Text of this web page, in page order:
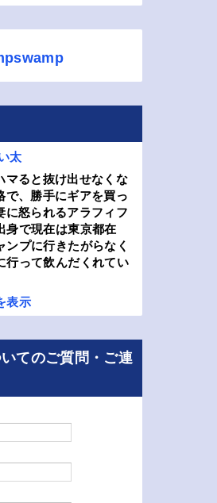
太
マると抜け出せなくな
で、勝手にギアを買っ
に怒られるアラフィフ
身で現在は東京都在
ンプに行きたがらなく
行って飲んだくれてい
表示
てのご質問・ご連